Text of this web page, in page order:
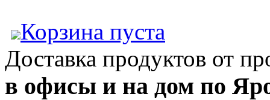
Корзина пуста
Доставка продуктов от
в офисы и на дом по